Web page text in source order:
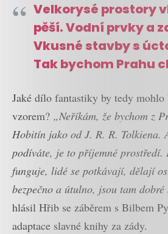
Velkorysé prostory
pěší. Vodní prvky a
Vkusné stavby s
Tak bychom Prahu
Jaké dílo fantastiky by tedy mohlo
vzorem? „Neříkám, že bychom z
Hobitín jako od J. R. R. Tolkiena.
podíváte, je to příjemné prostředí.
funguje, lidé se potkávají, dělají
bezpečno a útulno, jsou tam dobré
hlásil Hřib se záběrem s Bilbem
adaptace slavné knihy za zády.